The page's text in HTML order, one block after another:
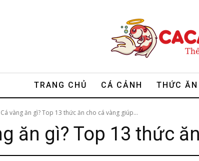
TRANG CHỦ CÁ CẢNH THỨC
Cá vàng ăn gì? Top 13 thức ăn cho cá vàng giúp...
ăn gì? Top 13 thức